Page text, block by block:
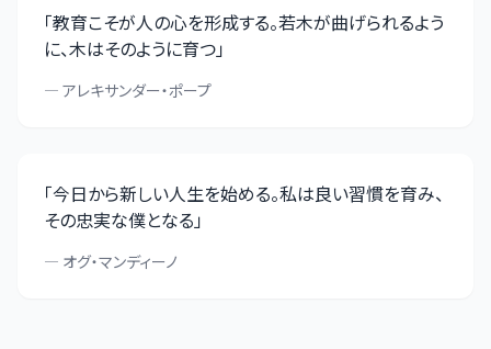
「教育こそが人の心を形成する。若木が曲げられるよう
に、木はそのように育つ」
— アレキサンダー・ポープ
「今日から新しい人生を始める。私は良い習慣を育み、
その忠実な僕となる」
— オグ・マンディーノ